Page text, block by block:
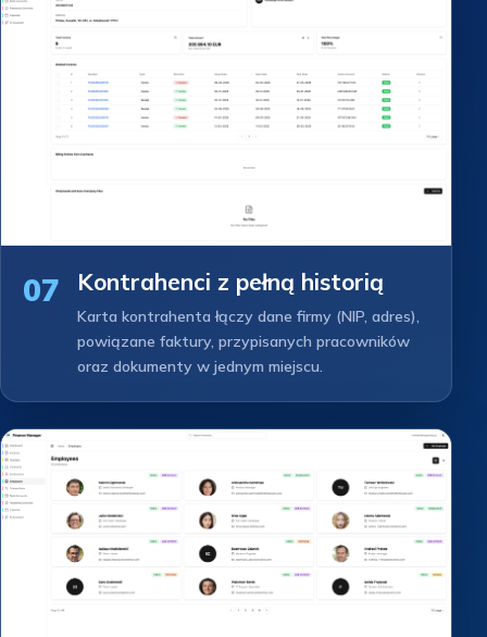
07 Kontrahenci z pełną historią
Karta kontrahenta łączy dane firmy (NIP, adres),
powiązane faktury, przypisanych pracowników
oraz dokumenty w jednym miejscu.